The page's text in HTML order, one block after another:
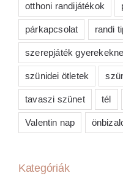
otthoni randijátékok
párkapcsolat randi
szerepjáték
szünidei ötletek
tavaszi szünet tél
Valentin nap
Kategóriák